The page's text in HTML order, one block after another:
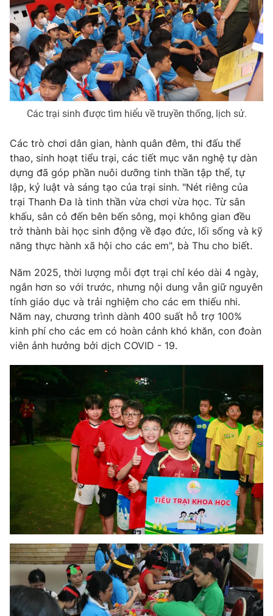
Phó Tổng Biên tập:Nguyễn Thị Mỹ Hạnh, Phạm Quốc Thắng,
Nguyễn Trọng Ninh
Tổng đài VTV:024.38 355 931 - 024.38 355 932
Ðiện thoại Thời báo VTV:024.66 897 897
Email:toasoan@vtv.vn
Liên hệ quảng cáo:024-7300.7108
thuận bằng văn bản. Ghi rõ nguồn VTV.vn khi phát hành lại
thông tin từ website này.
Các trại sinh được tìm hiểu về truyền thống, lịch sử.
Các trò chơi dân gian, hành quân đêm, thi đấu thể
thao, sinh hoạt tiểu trại, các tiết mục văn nghệ tự dàn
dựng đã góp phần nuôi dưỡng tinh thần tập thể, tự
lập, kỷ luật và sáng tạo của trại sinh. "Nét riêng của
trại Thanh Đa là tinh thần vừa chơi vừa học. Từ sân
khấu, sân cỏ đến bên bến sông, mọi không gian đều
trở thành bài học sinh động về đạo đức, lối sống và kỹ
năng thực hành xã hội cho các em", bà Thu cho biết.
Năm 2025, thời lượng mỗi đợt trại chỉ kéo dài 4 ngày,
ngắn hơn so với trước, nhưng nội dung vẫn giữ nguyên
tính giáo dục và trải nghiệm cho các em thiếu nhi.
Năm nay, chương trình dành 400 suất hỗ trợ 100%
kinh phí cho các em có hoàn cảnh khó khăn, con đoàn
viên ảnh hưởng bởi dịch COVID - 19.